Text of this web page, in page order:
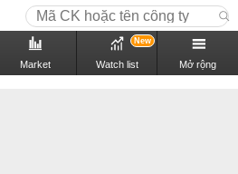
Market Watch list
New
Mở rộng